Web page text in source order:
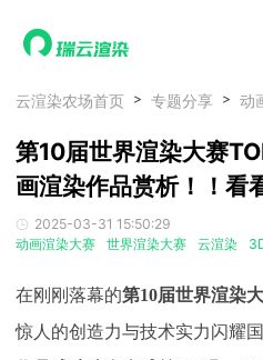
首页
产品服务
云制作
云渲染管理系统
瑞兔百宝箱
AI视频插帧
云制作
云渲染管理系统
瑞兔百宝箱
AI视频插帧
云制作
云渲染管理系统
瑞兔百宝箱
AI视频插帧
云制作
云渲染管理系统
瑞兔百宝箱
AI视频插帧
云制作
云渲染管理系统
瑞兔百宝箱
AI视频插帧
云制作
云渲染管理系统
瑞兔百宝箱
AI视频插帧
Maya云渲染方案
3ds Max云渲染方案
Cinema 4D云渲染方案
Maya AI渲染方案
Maya云渲染方案
3ds Max云渲染方案
Cinema 4D云渲染方案
Maya AI渲染方案
Maya云渲染方案
3ds Max云渲染方案
Cinema 4D云渲染方案
Maya AI渲染方案
Maya云渲染方案
3ds Max云渲染方案
Cinema 4D云渲染方案
Maya AI渲染方案
Maya云渲染方案
3ds Max云渲染方案
Cinema 4D云渲染方案
Maya AI渲染方案
Maya云渲染方案
3ds Max云渲染方案
Cinema 4D云渲染方案
Maya AI渲染方案
动画价格
效果图价格
云制作价格
动画价格
效果图价格
云制作价格
动画价格
效果图价格
云制作价格
动画价格
效果图价格
云制作价格
动画价格
效果图价格
云制作价格
动画价格
效果图价格
云制作价格
新闻资讯
新闻资讯
新闻资讯
新闻资讯
新闻资讯
新闻资讯
云渲染农场首页 专题分享 动
第10届世界渲染大赛
画渲染作品赏析！！看
2025-03-31 15:50:29
动画渲染大赛
世界渲染大赛 云渲染
在刚刚落幕的第10届世界渲染
惊人的创造力与技术实力闪耀国